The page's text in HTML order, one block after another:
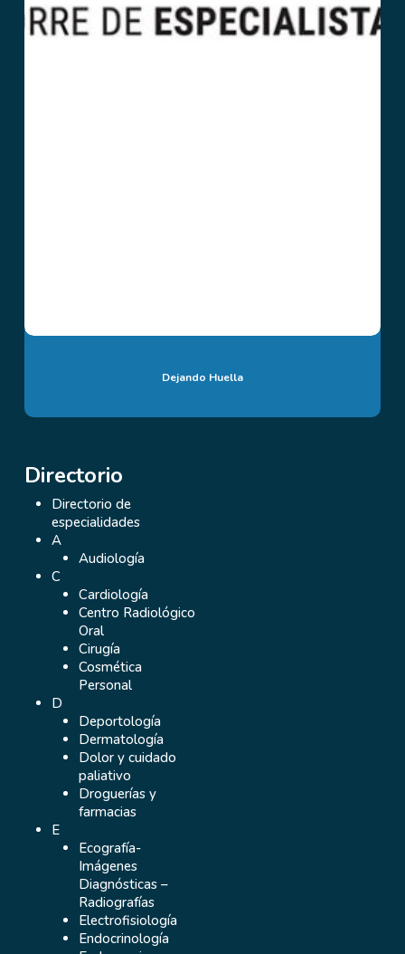
Dejando Huella
Directorio
Directorio de
especialidades
A
Audiología
C
Cardiología
Centro Radiológico
Oral
Cirugía
Cosmética
Personal
D
Deportología
Dermatología
Dolor y cuidado
paliativo
Droguerías y
farmacias
E
Ecografía-
Imágenes
Diagnósticas –
Radiografías
Electrofisiología
Endocrinología